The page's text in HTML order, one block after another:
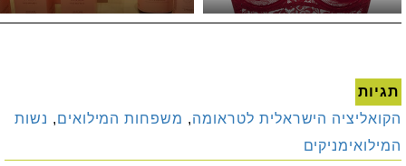
תגיות
הקואליציה הישראלית לטראומה, משפחות המילואים, נשות
המילואימניקים